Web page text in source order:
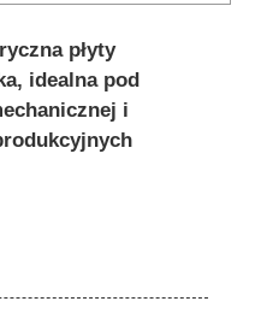
płyty
idealna pod
i